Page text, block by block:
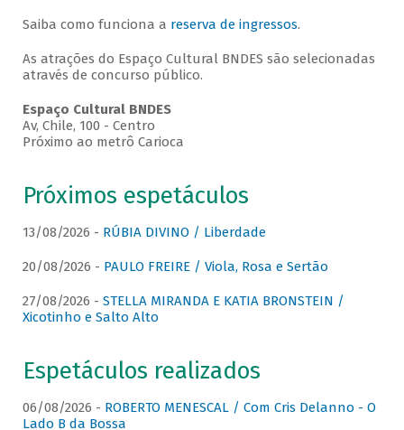
Saiba como funciona a reserva de ingressos.
As atrações do Espaço Cultural BNDES são selecionadas
através de concurso público.
Espaço Cultural BNDES
Av, Chile, 100 - Centro
Próximo ao metrô Carioca
Próximos espetáculos
13/08/2026 - RÚBIA DIVINO / Liberdade
20/08/2026 - PAULO FREIRE / Viola, Rosa e Sertão
27/08/2026 - STELLA MIRANDA E KATIA BRONSTEIN /
Xicotinho e Salto Alto
Espetáculos realizados
06/08/2026 - ROBERTO MENESCAL / Com Cris Delanno - O
Lado B da Bossa